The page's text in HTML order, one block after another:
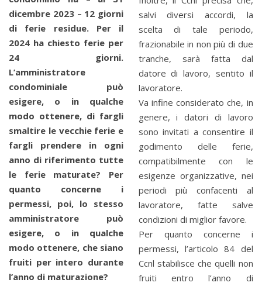
dicembre 2023 – 12 giorni
di ferie residue. Per il
2024 ha chiesto ferie per
24 giorni.
L’amministratore
condominiale può
esigere, o in qualche
modo ottenere, di fargli
smaltire le vecchie ferie e
fargli prendere in ogni
anno di riferimento tutte
le ferie maturate? Per
quanto concerne i
permessi, poi, lo stesso
amministratore può
esigere, o in qualche
modo ottenere, che siano
fruiti per intero durante
l’anno di maturazione?
salvi diversi accordi, la
scelta di tale periodo,
frazionabile in non più di due
tranche, sarà fatta dal
datore di lavoro, sentito il
lavoratore.
Va infine considerato che, in
genere, i datori di lavoro
sono invitati a consentire il
godimento delle ferie,
compatibilmente con le
esigenze organizzative, nei
periodi più confacenti al
lavoratore, fatte salve
condizioni di miglior favore.
Per quanto concerne i
permessi, l’articolo 84 del
Ccnl stabilisce che quelli non
fruiti entro l’anno di